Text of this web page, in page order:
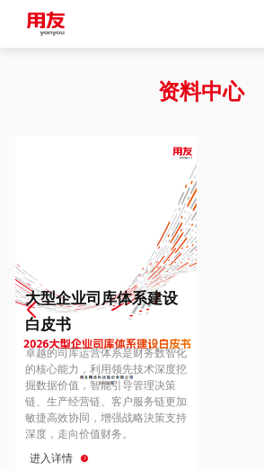
Vietnam
Europe
Hungary
Hong Kong
资料中心
大型企业司库体系建设
白皮书
卓越的司库运营体系是财务数智化
的核心能力，利用领先技术深度挖
掘数据价值，智能引导管理决策
链、生产经营链、客户服务链更加
敏捷高效协同，增强战略決策支持
深度，走向价值财务。
进入详情